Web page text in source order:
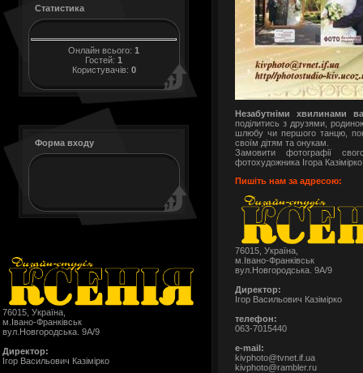
Статистика
Онлайн всього: 1
Гостей: 1
Користувачів: 0
Форма входу
76015, Україна,
м.Івано-Франківськ
вул.Новгородська. 9А/9
Директор:
Ігор Васильович Казімірко
Незабутніми хвилинами
поділитись з друзями,
шлюбу чи першого танцю,
своїм дітям та онукам.
Замовити фотографії
фотохудожника Ігора
Пишіть нам за адресою:
76015, Україна,
м.Івано-Франківськ
вул.Новгородська. 9А/9
Директор:
Ігор Васильович Казімірко
телефон:
063-7015440
e-mail:
kivphoto@tvnet.if.ua
kivphoto@rambler.ru